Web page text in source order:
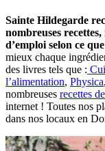
Sainte Hildegarde
nombreuses
d’emploi selon ce
mieux chaque
des livres tels que :
l’alimentation, Physica,
nombreuses recettes
internet ! Toutes nos
dans nos locaux en